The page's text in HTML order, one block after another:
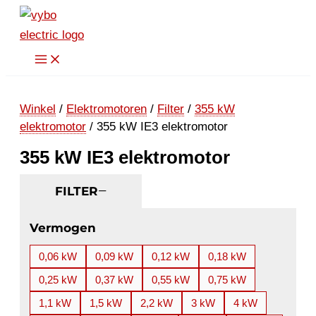
Ga
naar
Winkel / Elektromotoren / Filter / 355 kW
elektromotor / 355 kW IE3 elektromotor
355 kW IE3 elektromotor
FILTER
Vermogen
0,06 kW 0,09 kW 0,12 kW
0,18 kW
0,25 kW
0,37 kW 0,55 kW
0,75 kW
1,1 kW
1,5 kW 2,2 kW 3 kW
4 kW